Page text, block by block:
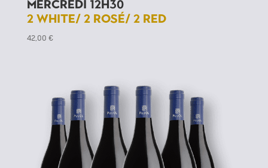
Mercredi 12h30
2 White/ 2 Rosé/ 2 Red
42,00 €